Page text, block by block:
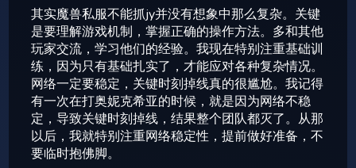
其实魔兽私服不能抓jy并没有想象中那么复杂。关键
是要理解游戏机制，掌握正确的操作方法。多和其他
玩家交流，学习他们的经验。我现在特别注重基础训
练，因为只有基础扎实了，才能应对各种复杂情况。
网络一定要稳定，关键时刻掉线真的很尴尬。我记得
有一次在打奥妮克希亚的时候，就是因为网络不稳
定，导致关键时刻掉线，结果整个团队都灭了。从那
以后，我就特别注重网络稳定性，提前做好准备，不
要临时抱佛脚。